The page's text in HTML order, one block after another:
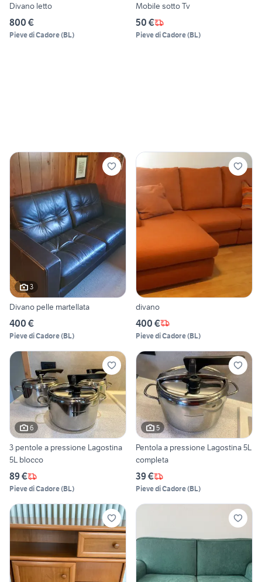
Divano letto
800 €
Pieve di Cadore(BL)
Mobile sotto Tv
50 €
Pieve di Cadore(BL)
3
Divano pelle martellata
400 €
Pieve di Cadore(BL)
divano
400 €
Pieve di Cadore(BL)
6
3 pentole a pressione Lagostina
5L blocco
89 €
Pieve di Cadore(BL)
5
Pentola a pressione Lagostina 5L
completa
39 €
Pieve di Cadore(BL)